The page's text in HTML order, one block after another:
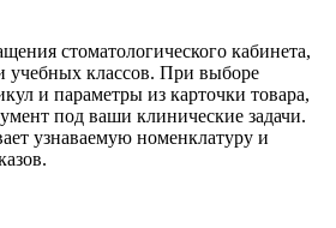
стоматологического кабинета,
учебных классов. При выборе
и параметры из карточки товара,
под ваши клинические задачи.
узнаваемую номенклатуру и